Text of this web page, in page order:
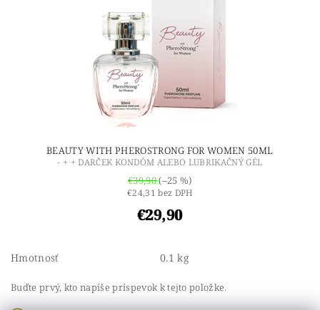
BEAUTY WITH PHEROSTRONG FOR WOMEN 50ML
- + + DARČEK KONDÓM ALEBO LUBRIKAČNÝ GÉL
€39,90(–25 %)
€24,31 bez DPH
€29,90
Hmotnosť 0.1 kg
Buďte prvý, kto napíše príspevok k tejto položke.